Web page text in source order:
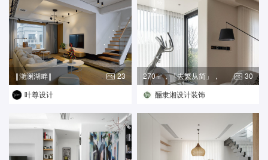
‖滟澜湖畔‖
23
叶尊设计
270㎡，「去繁从简」，
解锁高
30
酾隶湘设计装饰